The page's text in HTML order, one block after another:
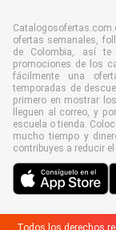
ofertas semanales,
de Colombia, así te
promociones de los
fácilmente una
temporadas de
primero en mostrar
lleguen al correo, y
escuela o tienda.
mucho tiempo y
contribuyes a reducir
Todos los derechos